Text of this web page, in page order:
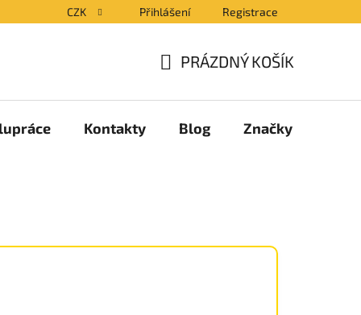
CZK Přihlášení Registrace
KOŠÍK
PRÁZDNÝ KOŠÍK
Kontakty Blog Značky